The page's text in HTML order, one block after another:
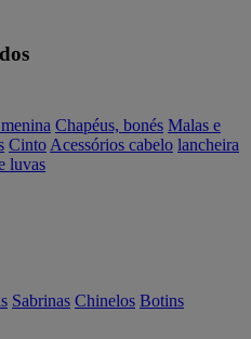
Chapéus, bonés Malas e
Cinto Acessórios cabelo lancheira
luvas
Sabrinas Chinelos Botins